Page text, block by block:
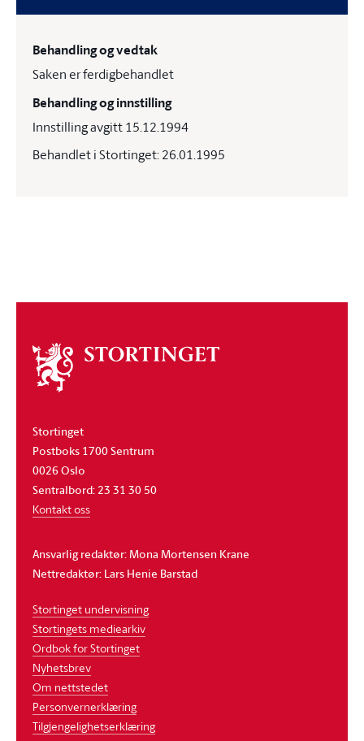
Behandling og vedtak
Saken er ferdigbehandlet
Behandling og innstilling
Innstilling avgitt 15.12.1994
Behandlet i Stortinget: 26.01.1995
Om
stortinget
Stortinget
Postboks 1700 Sentrum
0026 Oslo
Sentralbord: 23 31 30 50
Kontakt oss
Ansvarlig redaktør: Mona Mortensen Krane
Nettredaktør: Lars Henie Barstad
Stortinget undervisning
Stortingets mediearkiv
Ordbok for Stortinget
Nyhetsbrev
Om nettstedet
Personvernerklæring
Tilgjengelighetserklæring